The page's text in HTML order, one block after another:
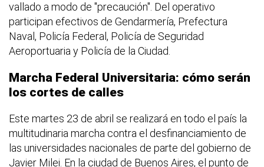
vallado a modo de "precaución". Del operativo
participan efectivos de Gendarmería, Prefectura
Naval, Policía Federal, Policía de Seguridad
Aeroportuaria y Policía de la Ciudad.
Marcha Federal Universitaria: cómo serán
los cortes de calles
Este martes 23 de abril se realizará en todo el país la
multitudinaria marcha contra el desfinanciamiento de
las universidades nacionales de parte del gobierno de
Javier Milei. En la ciudad de Buenos Aires, el punto de